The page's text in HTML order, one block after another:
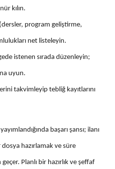
kılın.
program geliştirme,
net listeleyin.
istenen sırada düzenleyin;
uyun.
takvimleyip tebliğ kayıtlarını
başarı şansı; ilanı
hazırlamak ve süre
Planlı bir hazırlık ve şeffaf